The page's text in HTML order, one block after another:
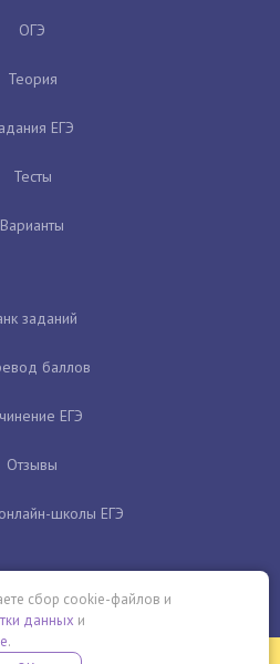
ОГЭ
Теория
ЕГЭ
Тесты
Варианты
заданий
баллов
ЕГЭ
Отзывы
школы ЕГЭ
сбор cookie-файлов и
данных и
.